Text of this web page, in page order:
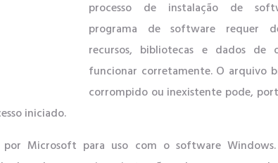
processo de instalação de
programa de software requer
recursos, bibliotecas e dados de
funcionar corretamente. O arquivo
corrompido ou inexistente pode,
iniciado.
Microsoft para uso com o software